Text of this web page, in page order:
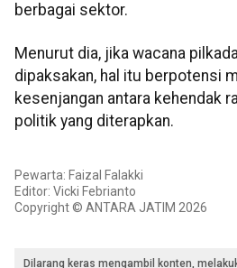
berbagai sektor.
Menurut dia, jika wacana
dipaksakan, hal itu berpotensi
kesenjangan antara kehendak
politik yang diterapkan.
Pewarta: Faizal Falakki
Editor: Vicki Febrianto
Copyright © ANTARA JATIM 2026
Dilarang keras mengambil konten,